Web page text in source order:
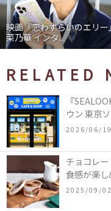
映画『恋わずらいのエリー
菜乃華 インタ...
RELATED
『
ウン 東京
2026/06/
チョコレ
食感が楽
CRAFT(グ
2025/09/